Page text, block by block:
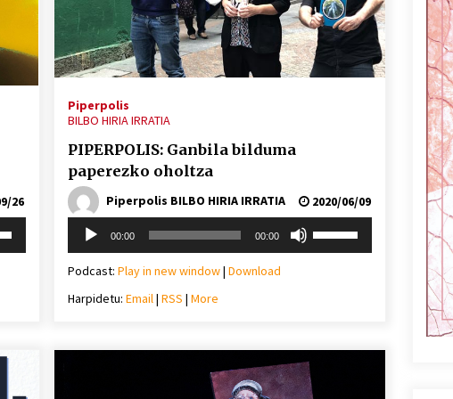
Arrosa sareko IX. topaketak!
2021/10/13
2021/07/16
Zebrabidearen denboraldi
26
Piperpolis
BILBO HIRIA IRRATIA
PIPERPOLIS: Ganbila bilduma
paperezko oholtza
Piperpolis BILBO HIRIA IRRATIA
2020/06/09
Soinu
erreproduzigailua
00:00 00:00
Podcast: Play in new window| Download
Harpidetu: Email| RSS | More